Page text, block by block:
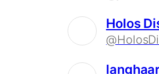
Holos